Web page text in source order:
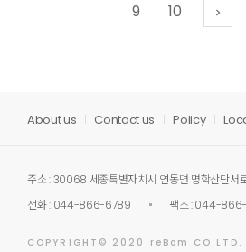
9
10 chevron_right
About us Contact us Policy
주소 : 30068 세종특별자치시 연동면 명학산단서
전화 : 044-866-6789
팩스 : 044-
COPYRIGHT© 2020 reBom CO.LTD.